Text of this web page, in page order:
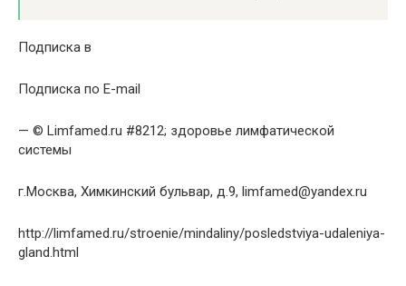
Подписка в
Подписка по E-mail
— © Limfamed.ru #8212; здоровье лимфатической
системы
г.Москва, Химкинский бульвар, д.9, limfamed@yandex.ru
http://limfamed.ru/stroenie/mindaliny/posledstviya-udaleniya-
gland.html